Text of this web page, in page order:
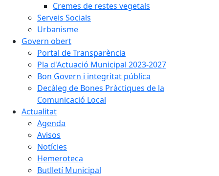
Cremes de restes vegetals
Serveis Socials
Urbanisme
Govern obert
Portal de Transparència
Pla d'Actuació Municipal 2023-2027
Bon Govern i integritat pública
Decàleg de Bones Pràctiques de la
Comunicació Local
Actualitat
Agenda
Avisos
Notícies
Hemeroteca
Butlletí Municipal